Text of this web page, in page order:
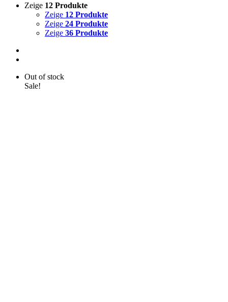
Zeige 12 Produkte
Zeige 12 Produkte
Zeige 24 Produkte
Zeige 36 Produkte
Out of stock
Sale!